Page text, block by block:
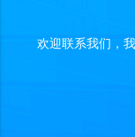
欢迎联系我们，